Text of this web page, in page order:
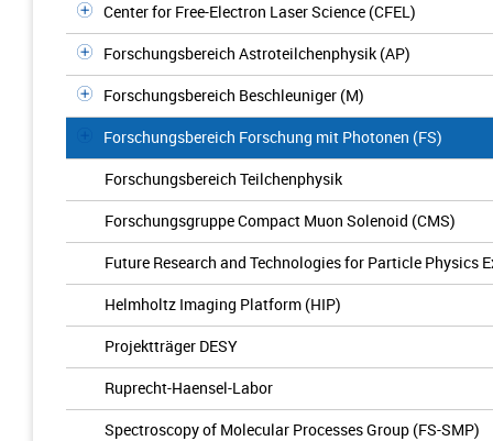
Center for Free-Electron Laser Science (CFEL)
Forschungsbereich Astroteilchenphysik (AP)
Forschungsbereich Beschleuniger (M)
Forschungsbereich Forschung mit Photonen (FS)
Forschungsbereich Teilchenphysik
Forschungsgruppe Compact Muon Solenoid (CMS)
Future Research and Technologies for Particle Physics
Helmholtz Imaging Platform (HIP)
Projektträger DESY
Ruprecht-Haensel-Labor
Spectroscopy of Molecular Processes Group (FS-SMP)